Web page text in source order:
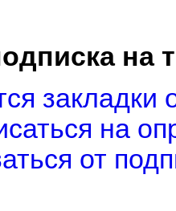
на
закладки
на
от